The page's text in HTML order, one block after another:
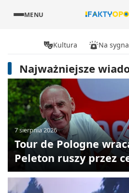
MENU
Kultura Na
Najważniejsze
7 sierpnia 2026
Tour de Pologne
Peleton ruszy przez